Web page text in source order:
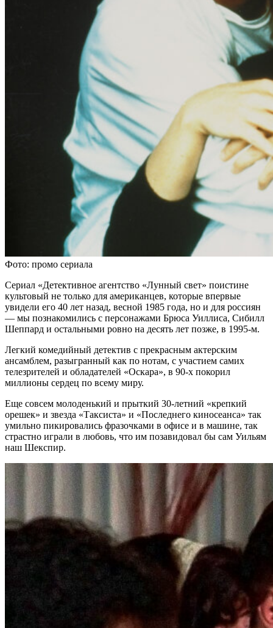
Фото: промо сериала
Сериал «Детективное агентство «Лунный свет» поистине
культовый не только для американцев, которые впервые
увидели его 40 лет назад, весной 1985 года, но и для россиян
— мы познакомились с персонажами Брюса Уиллиса, Сибилл
Шеппард и остальными ровно на десять лет позже, в 1995-м.
Легкий комедийный детектив с прекрасным актерским
ансамблем, разыгранный как по нотам, с участием самих
телезрителей и обладателей «Оскара», в 90-х покорил
миллионы сердец по всему миру.
Еще совсем молоденький и прыткий 30-летний «крепкий
орешек» и звезда «Таксиста» и «Последнего киносеанса» так
умильно пикировались фразочками в офисе и в машине, так
страстно играли в любовь, что им позавидовал бы сам Уильям
наш Шекспир.